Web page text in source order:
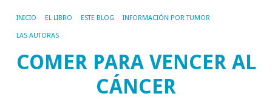
INICIO EL LIBRO ESTE BLOG INFORMACIÓN POR TUMOR
LAS AUTORAS
COMER PARA VENCER AL
CÁNCER